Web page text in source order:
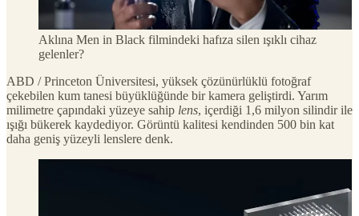
Aklına Men in Black filmindeki hafıza silen ışıklı cihaz
gelenler?
ABD / Princeton Üniversitesi, yüksek çözünürlüklü fotoğraf
çekebilen kum tanesi büyüklüğünde bir kamera geliştirdi. Yarım
milimetre çapındaki yüzeye sahip lens, içerdiği 1,6 milyon silindir ile
ışığı bükerek kaydediyor. Görüntü kalitesi kendinden 500 bin kat
daha geniş yüzeyli lenslere denk.